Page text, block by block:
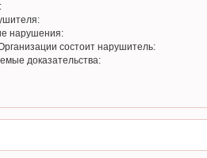
нарушения:
состоит нарушитель:
доказательства: